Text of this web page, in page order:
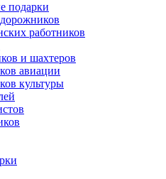
подарки
работников
и шахтеров
авиации
культуры